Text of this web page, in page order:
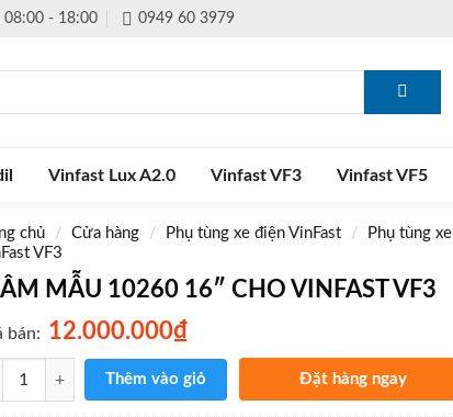
08:00 - 18:00 0949 60 3979
Vinfast Lux A2.0 Vinfast VF3 Vinfast VF5
chủ / Cửa hàng / Phụ tùng xe điện VinFast /
Phụ tùng xe
VF3
MẪU 10260 16″ CHO VINFAST VF3
bán: 12.000.000₫
Thêm vào giỏ Đặt hàng ngay